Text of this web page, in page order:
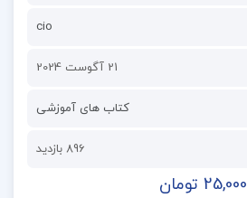
cio
21 آگوست 2024
کتاب های آموزشی
896 بازدید
25,000 تومان